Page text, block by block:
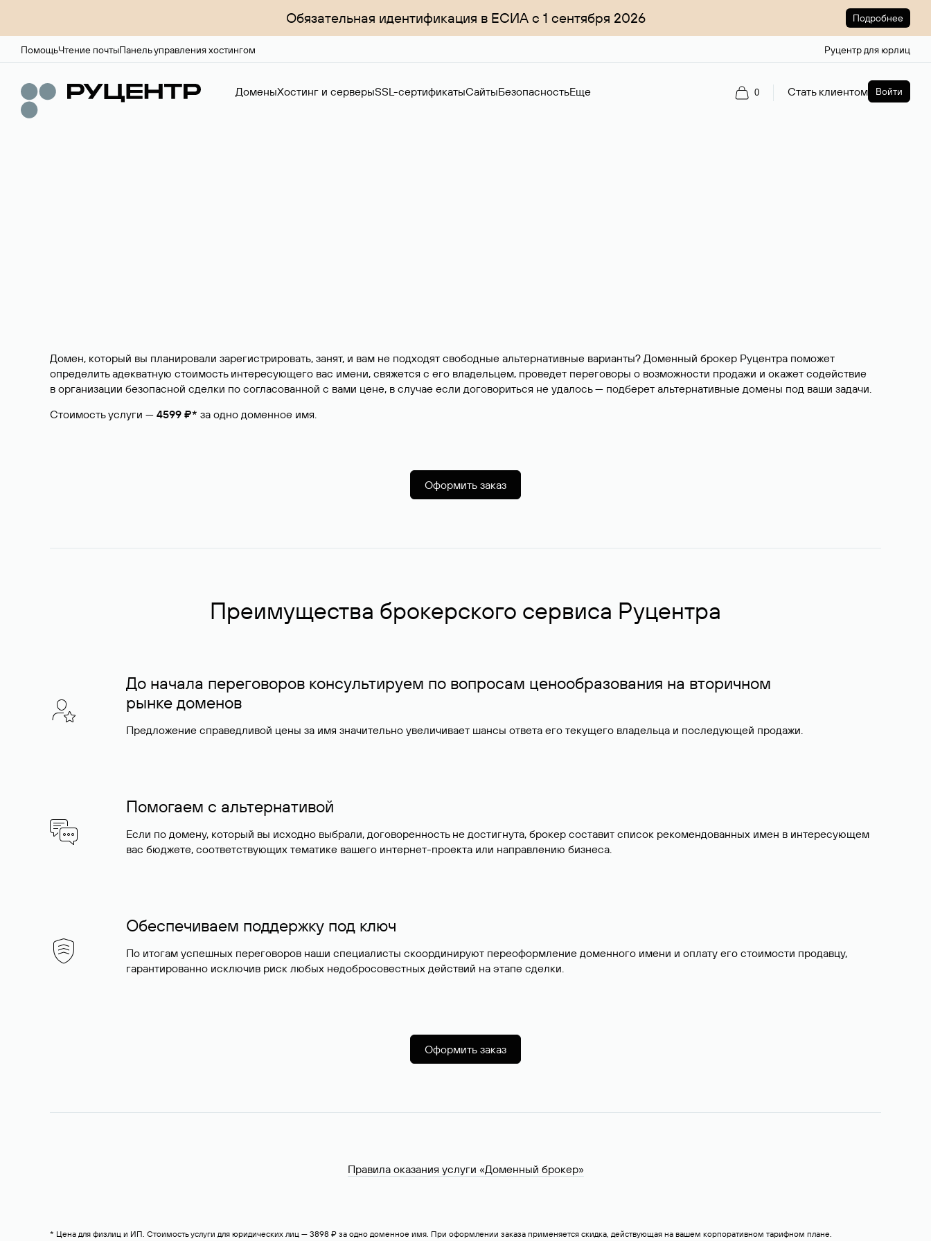
Обязательная идентификация в ЕСИА с 1 сентября 2026 Подробнее
ПомощьЧтение почтыПанель управления хостингом Руцентр для юрлиц
ДоменыХостинг и серверыSSL-сертификатыСайтыБезопасностьЕще 0 Стать клиентом Войти
Домен, который вы планировали зарегистрировать, занят, и вам не подходят свободные альтернативные варианты? Доменный брокер Руцентра поможет
определить адекватную стоимость интересующего вас имени, свяжется с его владельцем, проведет переговоры о возможности продажи и окажет содействие
в организации безопасной сделки по согласованной с вами цене, в случае если договориться не удалось — подберет альтернативные домены под ваши задачи.
Стоимость услуги — 4599 ₽* за одно доменное имя.
Оформить заказ
Преимущества брокерского сервиса Руцентра
До начала переговоров консультируем по вопросам ценообразования на вторичном
рынке доменов
Предложение справедливой цены за имя значительно увеличивает шансы ответа его текущего владельца и последующей продажи.
Помогаем с альтернативой
Если по домену, который вы исходно выбрали, договоренность не достигнута, брокер составит список рекомендованных имен в интересующем
вас бюджете, соответствующих тематике вашего интернет-проекта или направлению бизнеса.
Обеспечиваем поддержку под ключ
По итогам успешных переговоров наши специалисты скоординируют переоформление доменного имени и оплату его стоимости продавцу,
гарантированно исключив риск любых недобросовестных действий на этапе сделки.
Оформить заказ
Правила оказания услуги «Доменный брокер»
* Цена для физлиц и ИП. Стоимость услуги для юридических лиц — 3898 ₽ за одно доменное имя. При оформлении заказа применяется скидка, действующая на вашем корпоративном тарифном плане.